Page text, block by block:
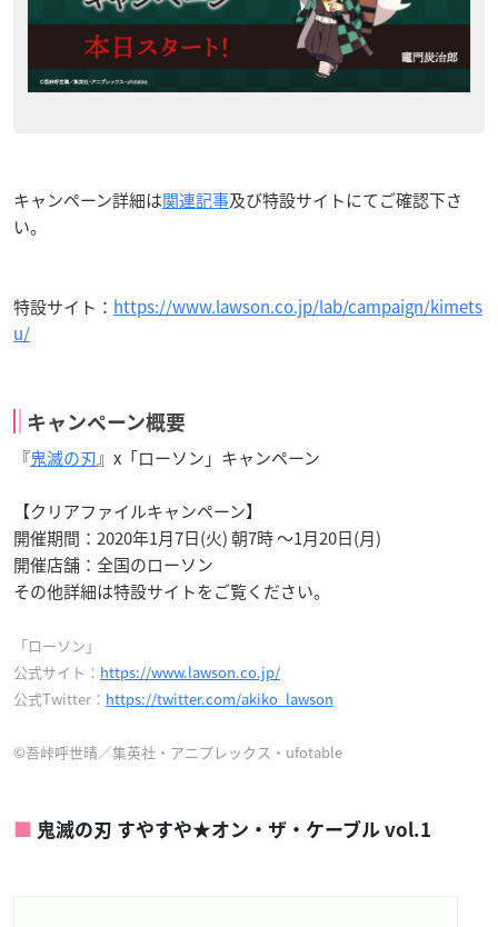
キャンペーン詳細は関連記事及び特設サイトにてご確認下さ
い。
特設サイト： https://www.lawson.co.jp/lab/campaign/kimets
u/
キャンペーン概要
『鬼滅の刃』x「ローソン」キャンペーン
【クリアファイルキャンペーン】
開催期間：2020年1月7日(火) 朝7時 〜1月20日(月)
開催店舗：全国のローソン
その他詳細は特設サイトをご覧ください。
「ローソン」
公式サイト： https://www.lawson.co.jp/
公式Twitter： https://twitter.com/akiko_lawson
©吾峠呼世晴／集英社・アニプレックス・ufotable
鬼滅の刃 すやすや★オン・ザ・ケーブル vol.1